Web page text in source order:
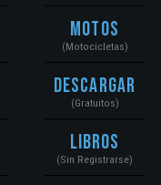
Motos
(Motocicletas)
Descargar
(Gratuitos)
Libros
(Sin Registrarse)